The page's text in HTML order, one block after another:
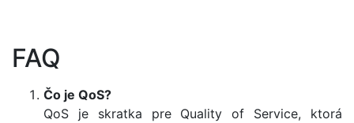
FAQ
Čo je QoS?
QoS je skratka pre Quality of Service, ktorá